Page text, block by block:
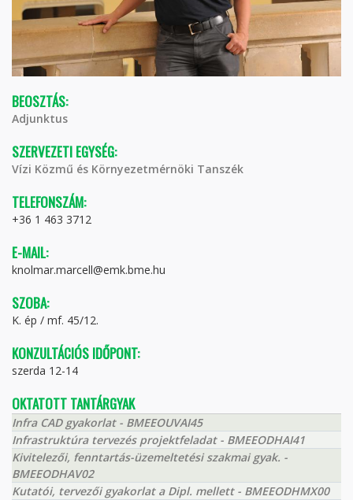
BEOSZTÁS:
Adjunktus
SZERVEZETI EGYSÉG:
Vízi Közmű és Környezetmérnöki Tanszék
TELEFONSZÁM:
+36 1 463 3712
E-MAIL:
knolmar.marcell@emk.bme.hu
SZOBA:
K. ép / mf. 45/12.
KONZULTÁCIÓS IDŐPONT:
szerda 12-14
OKTATOTT TANTÁRGYAK
Infra CAD gyakorlat - BMEEOUVAI45
Infrastruktúra tervezés projektfeladat - BMEEODHAI41
Kivitelezői, fenntartás-üzemeltetési szakmai gyak. -
BMEEODHAV02
Kutatói, tervezői gyakorlat a Dipl. mellett - BMEEODHMX00